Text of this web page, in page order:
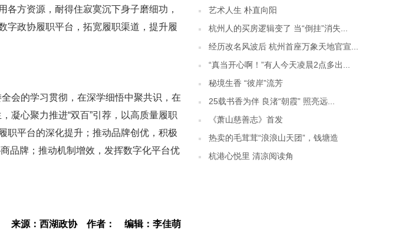
各方资源，耐得住寂寞沉下身子磨细功，
字政协履职平台，拓宽履职渠道，提升履
会的学习贯彻，在深学细悟中聚共识，在
凝心聚力推进“双百”引荐，以高质量履职
职平台的深化提升；推动品牌创优，积极
品牌；推动机制增效，发挥数字化平台优
来源：西湖政协 作者： 编辑：李佳萌
艺术人生 朴直向阳
杭州人的买房逻辑变了 当“倒挂”消失...
经历改名风波后 杭州首座万象天地官宣...
“真当开心啊！”有人今天凌晨2点多出...
秘境生香 “彼岸”流芳
25载书香为伴 良渚“朝霞” 照亮远...
《萧山慈善志》首发
热卖的毛茸茸“浪浪山天团”，钱塘造
杭港心悦里 清凉阅读角